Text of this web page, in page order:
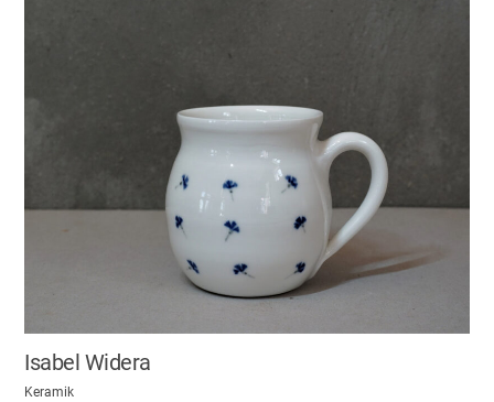
Isabel Widera
Keramik